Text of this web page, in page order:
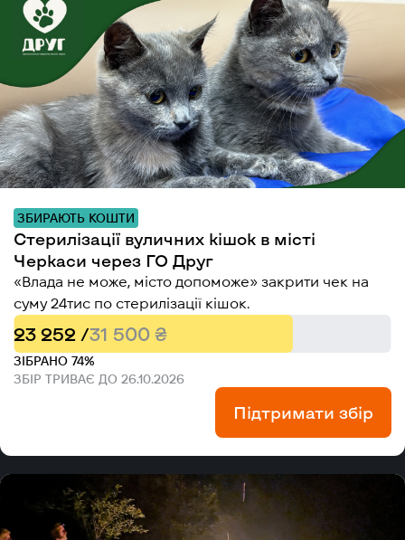
ЗБИРАЮТЬ КОШТИ
Стерилізації вуличних кішок в місті
Черкаси через ГО Друг
«Влада не може, місто допоможе» закрити чек на
суму 24тис по стерилізації кішок.
23 252 /31 500 ₴
ЗІБРАНО 74%
ЗБІР ТРИВАЄ ДО 26.10.2026
Підтримати збір